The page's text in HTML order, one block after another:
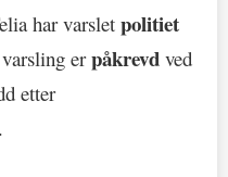
har varsletpolitiet
erpåkrevd ved
etter